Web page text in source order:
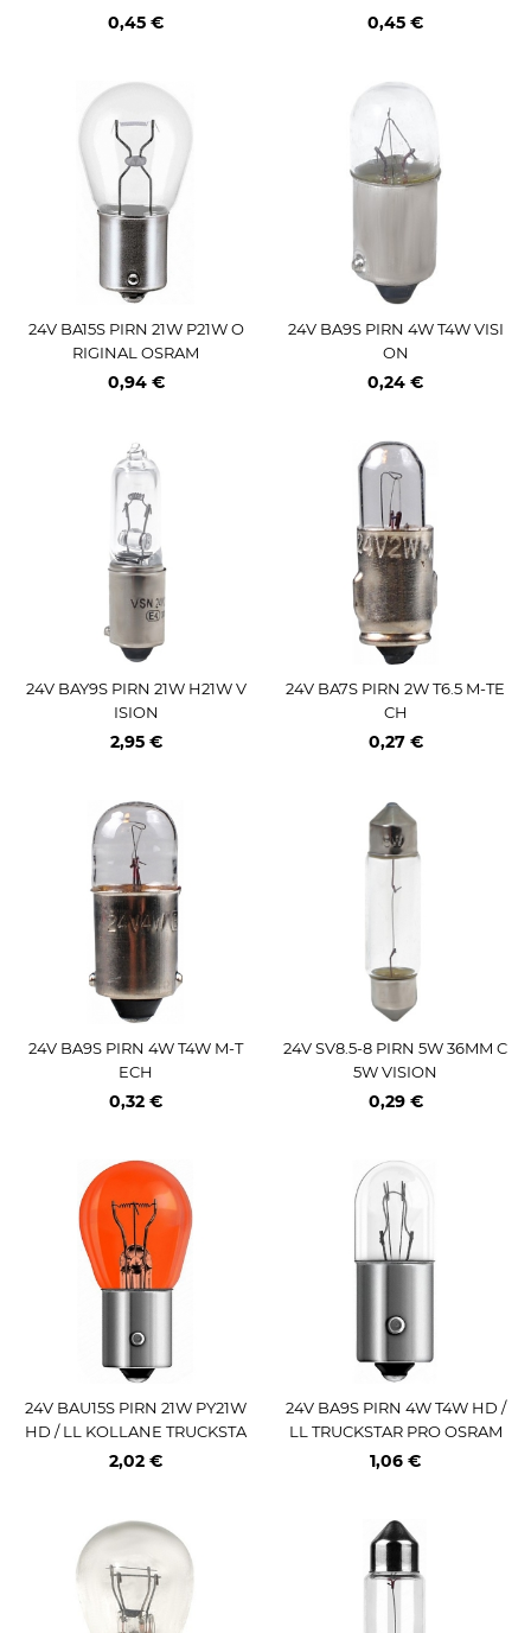
0,45 € 0,45 €
24V BA15S PIRN 21W P21W O
RIGINAL OSRAM
0,94 €
24V BA9S PIRN 4W T4W VISI
ON
0,24 €
24V BAY9S PIRN 21W H21W V
ISION
2,95 €
24V BA7S PIRN 2W T6.5 M-TE
CH
0,27 €
24V BA9S PIRN 4W T4W M-T
ECH
0,32 €
24V SV8.5-8 PIRN 5W 36MM C
5W VISION
0,29 €
24V BAU15S PIRN 21W PY21W
HD / LL KOLLANE TRUCKSTA
R PRO OSRAM
2,02 €
24V BA9S PIRN 4W T4W HD /
LL TRUCKSTAR PRO OSRAM
1,06 €